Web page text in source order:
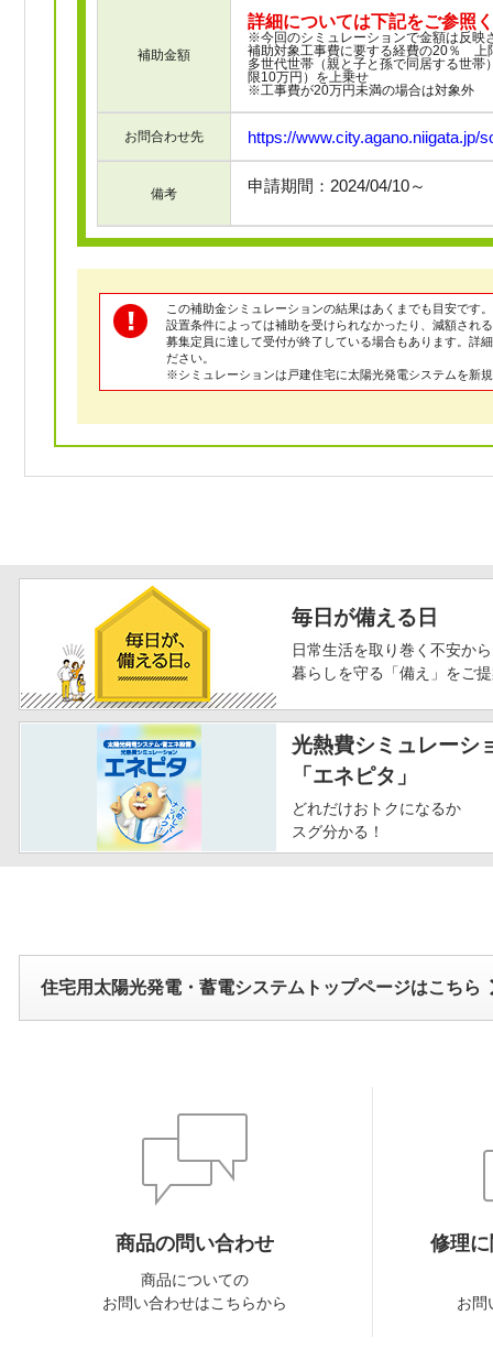
補助金額
詳細については下記をご参照
※今回のシミュレーションで金額は反映
補助対象工事費に要する経費の20％ 上
多世代世帯（親と子と孫で同居する世
限10万円）を上乗せ
※工事費が20万円未満の場合は対象外
お問合わせ先 https://www.city.agano.niigata.jp/
備考 申請期間：2024/04/10～
この補助金シミュレーションの結果はあくまでも目安です。
設置条件によっては補助を受けられなかったり、減額され
募集定員に達して受付が終了している場合もあります。詳
ださい。
※シミュレーションは戸建住宅に太陽光発電システムを新
毎日が備える日
日常生活を取り巻く不安から
暮らしを守る「備え」をご
光熱費シミュレーシ
「エネピタ」
どれだけおトクになるか
スグ分かる！
住宅用太陽光発電・蓄電システムトップページはこちら
商品の問い合わせ
商品についての
お問い合わせはこちらから
修理
お問